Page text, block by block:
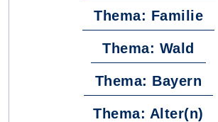
Thema: Familie
Thema: Wald
Thema: Bayern
Thema: Alter(n)